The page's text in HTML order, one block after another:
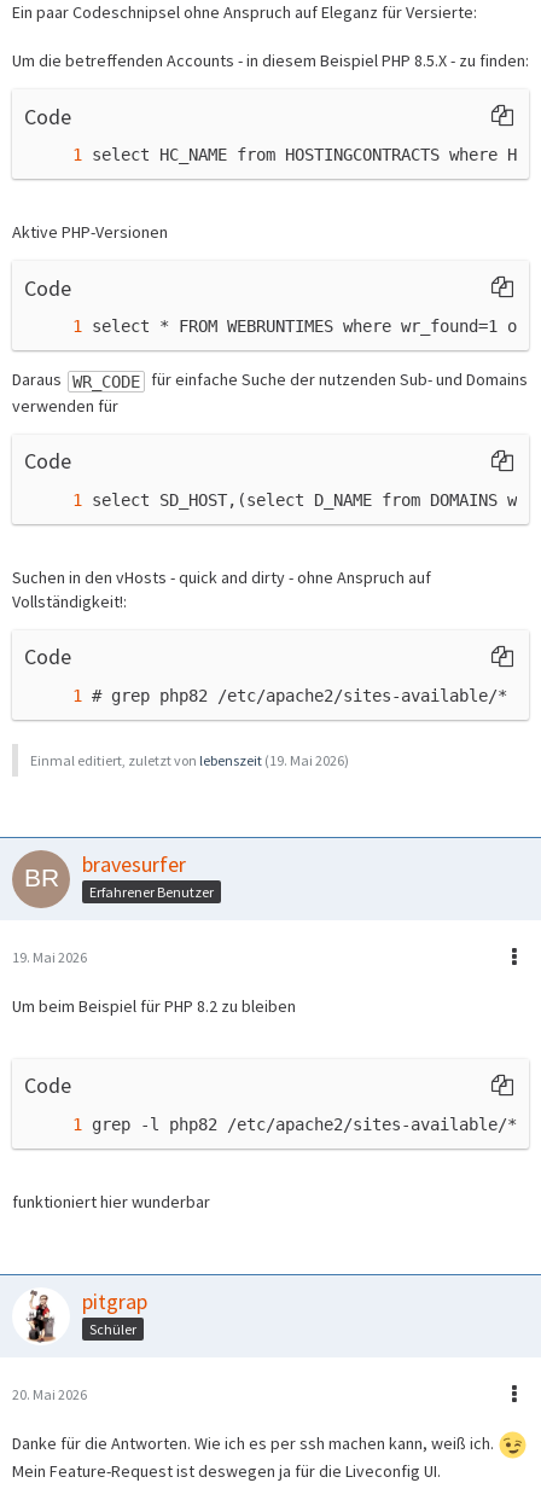
Ein paar Codeschnipsel ohne Anspruch auf Eleganz für Versierte:
Um die betreffenden Accounts - in diesem Beispiel PHP 8.5.X - zu finden:
Code
select HC_NAME from HOSTINGCONTRACTS where
Aktive PHP-Versionen
Code
select * FROM WEBRUNTIMES where wr_found=1
Daraus WR_CODE
für einfache Suche der nutzenden Sub- und Domains
verwenden für
Code
select SD_HOST,(select D_NAME from DOMAINS
Suchen in den vHosts - quick and dirty - ohne Anspruch auf
Vollständigkeit!:
Code
# grep php82 /etc/apache2/sites-available/*
Einmal editiert, zuletzt von lebenszeit (19. Mai 2026)
bravesurfer
Erfahrener Benutzer
19. Mai 2026
Um beim Beispiel für PHP 8.2 zu bleiben
Code
grep -l php82 /etc/apache2/sites-available/
funktioniert hier wunderbar
pitgrap
Schüler
20. Mai 2026
Danke für die Antworten. Wie ich es per ssh machen kann, weiß ich.
Mein Feature-Request ist deswegen ja für die Liveconfig UI.